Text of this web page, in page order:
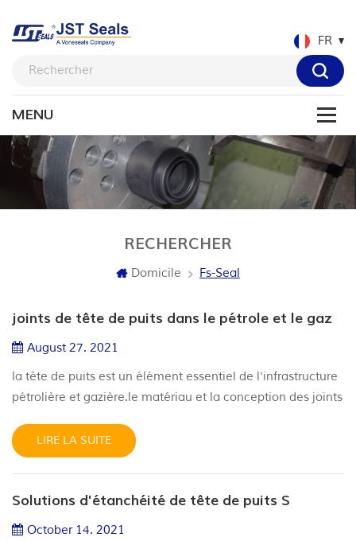
FR
RECHERCHER
Domicile Fs-Seal
joints de tête de puits dans le pétrole et le gaz
August 27. 2021
la tête de puits est un élément essentiel de l'infrastructure
pétrolière et gazière.le matériau et la conception des joints
et à des températures lu (-46 â„ƒ ~ 121 â„ ), pu (-21
â„ƒ~121â„ƒ ), ou sx (-18 â„ƒ~178â„ƒ). du développement
production, jst make sceau fs et sceau pour ...
LIRE LA SUITE
Solutions d'étanchéité de tête de puits S
October 14. 2021